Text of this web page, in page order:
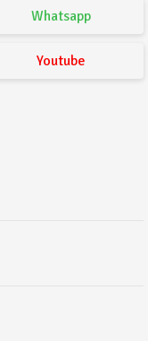
Whatsapp
Youtube